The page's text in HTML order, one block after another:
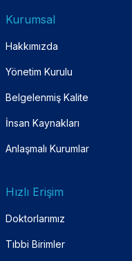
Kurumsal
Hakkımızda
Yönetim Kurulu
Belgelenmiş Kalite
İnsan Kaynakları
Anlaşmalı Kurumlar
Hızlı Erişim
Doktorlarımız
Tıbbi Birimler